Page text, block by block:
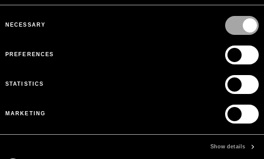
Selection
NECESSARY
PREFERENCES
STATISTICS
MARKETING
Show details